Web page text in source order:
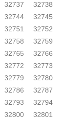
32737
32738
32744
32745
32751
32752
32758
32759
32765
32766
32772
32773
32779
32780
32786
32787
32793
32794
32800 32801